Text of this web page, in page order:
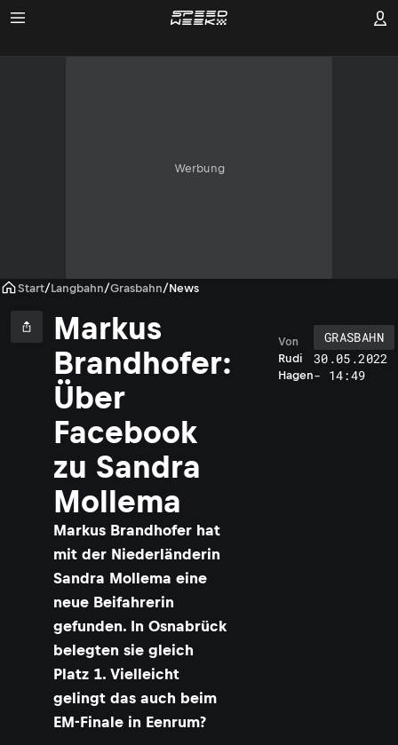
Werbung
Start/Langbahn/Grasbahn/News
Markus
Brandhofer:
Über
Facebook
zu Sandra
Mollema
Markus Brandhofer hat
mit der Niederländerin
Sandra Mollema eine
neue Beifahrerin
gefunden. In Osnabrück
belegten sie gleich
Platz 1. Vielleicht
gelingt das auch beim
EM-Finale in Eenrum?
Rudi
Hagen
Von
GRASBAHN
30.05.2022
- 14:49